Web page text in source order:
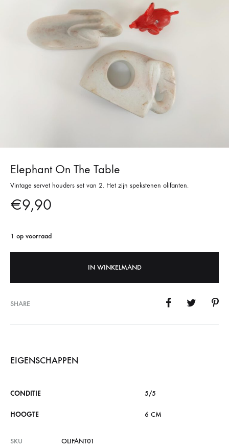
Elephant On The Table
Vintage servet houders set van 2. Het zijn spekstenen olifanten.
€9,90
1 op voorraad
IN WINKELMAND
SHARE
EIGENSCHAPPEN
CONDITIE 5/5
HOOGTE 6 CM
SKU
OLIFANT01